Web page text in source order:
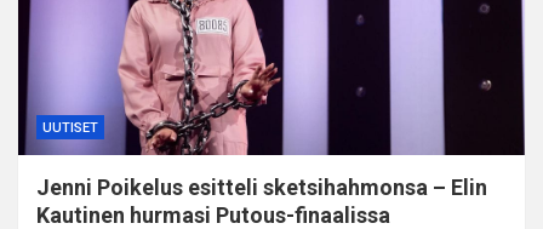
UUTISET
Jenni Poikelus esitteli sketsihahmonsa – Elin
Kautinen hurmasi Putous-finaalissa